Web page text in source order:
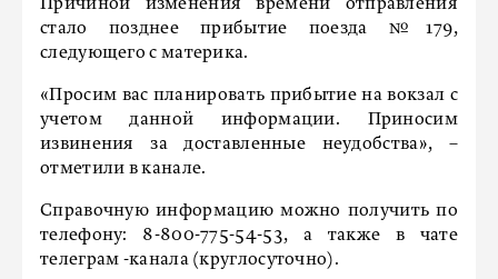
Причиной изменения времени отправления
стало позднее прибытие поезда №179,
следующего с материка.
«Просим вас планировать прибытие на вокзал с
учетом данной информации. Приносим
извинения за доставленные неудобства», –
отметили в канале.
Справочную информацию можно получить по
телефону: 8-800-775-54-53, а также в чате
телеграм -канала (круглосуточно).